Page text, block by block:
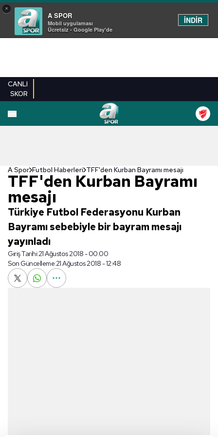
×
A SPOR
Mobil uygulaması
Ücretsiz - Google Play'de
İNDİR
CANLI
SKOR
A Spor Futbol Haberleri TFF'den Kurban Bayramı mesajı
TFF'den Kurban Bayramı
mesajı
Türkiye Futbol Federasyonu Kurban
Bayramı sebebiyle bir bayram mesajı
yayınladı
Giriş Tarihi:21 Ağustos 2018 - 00:00
Son Güncelleme:21 Ağustos 2018 - 12:48